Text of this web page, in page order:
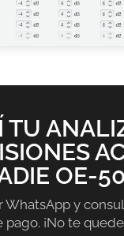
TU
OE-
WhatsApp y
pago. ¡No te